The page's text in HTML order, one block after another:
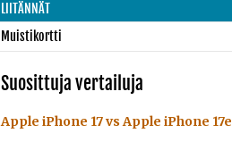
LIITÄNNÄT
Muistikortti
Suosittuja vertailuja
Apple iPhone 17 vs Apple iPhone 17e